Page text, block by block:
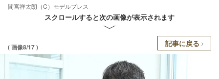
間宮祥太朗（C）モデルプレス
スクロールすると次の画像が表示されます
( 画像8/17 ) 記事に戻る